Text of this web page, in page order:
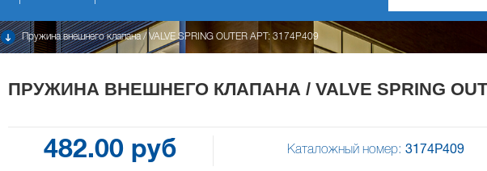
Пружина внешнего клапана / VALVE SPRING OUTER АРТ: 3174P409
ПРУЖИНА ВНЕШНЕГО КЛАПАНА / VALVE SPRING
482.00 руб Каталожный номер: 3174P409